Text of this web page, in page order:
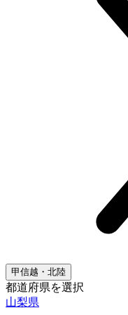
甲信越・北陸
都道府県を選択
山梨県